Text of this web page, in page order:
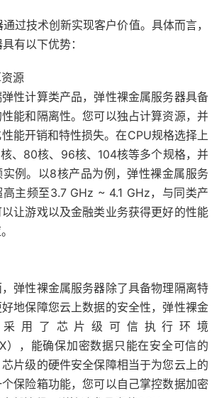
过技术创新实现客户价值。具体而言，
有以下优势：
源
性计算类产品，弹性裸金属服务器具备
能和隔离性。您可以独占计算资源，并
能开销和特性损失。在CPU规格选择上
、80核、96核、104核等多个规格，并
实例。以8核产品为例，弹性裸金属服务
主频至3.7 GHz ~ 4.1 GHz，与同类产
让游戏以及金融类业务获得更好的性能
弹性裸金属服务器除了具备物理隔离特
地保障您云上数据的安全性，弹性裸金
用了芯片级可信执行环境
），能确保加密数据只能在安全可信的
片级的硬件安全保障相当于为您云上的
保险箱功能，您可以自己掌控数据加密